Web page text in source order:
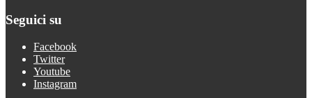
Seguici su
Facebook
Twitter
Youtube
Instagram